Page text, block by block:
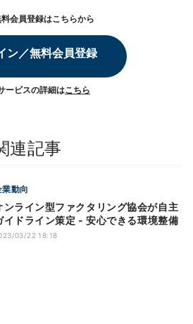
会員登録はこちらから
ン／無料会員登録
ービスの詳細はこちら
連記事
業動向
ンライン型ファクタリング協会が自主
イドライン策定 - 安心できる環境整備
03/22 18:18